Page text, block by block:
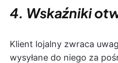
4. Wskaźniki
Klient lojalny zwraca
wysyłane do niego za